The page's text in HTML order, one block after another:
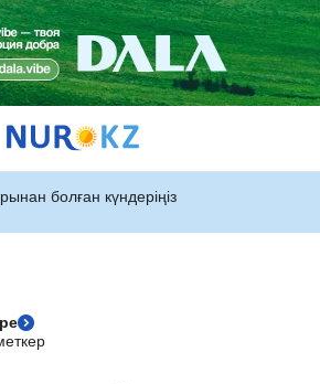
болған күндеріңіз